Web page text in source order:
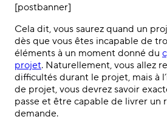
[postbanner]
Cela dit, vous saurez quand un
dès que vous êtes incapable de
éléments à un moment donné du
projet. Naturellement, vous allez
difficultés durant le projet, mais à
de projet, vous devrez savoir
passe et être capable de livrer un
demande.